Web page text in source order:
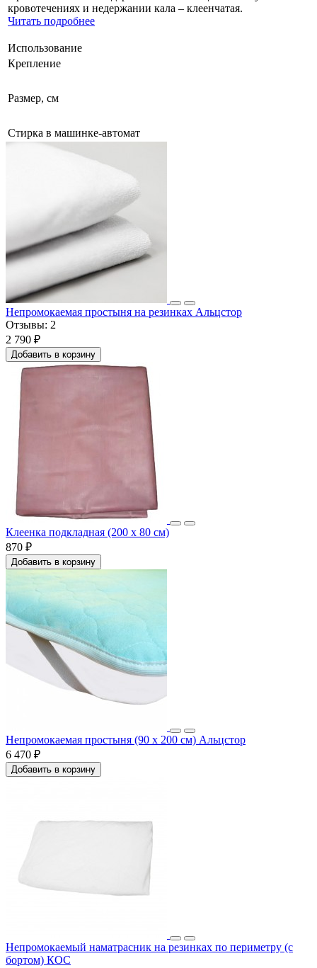
кровотечениях и недержании кала – клеенчатая.
Читать подробнее
Использование
Крепление
Размер, см
Стирка в машинке-автомат
Непромокаемая простыня на резинках Альцстор
Отзывы: 2
2 790 ₽
Добавить в корзину
Клеенка подкладная (200 x 80 см)
870 ₽
Добавить в корзину
Непромокаемая простыня (90 x 200 см) Альцстор
6 470 ₽
Добавить в корзину
Непромокаемый наматрасник на резинках по периметру (с
бортом) КОС